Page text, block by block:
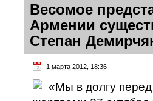
Весомое
Армении
Степан
1 марта 2012, 18:36
«Мы в долгу